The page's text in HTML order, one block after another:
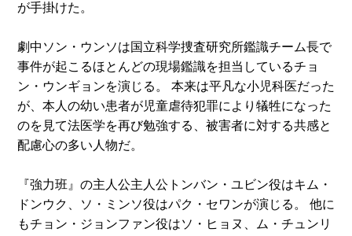
が手掛けた。
劇中ソン・ウンソは国立科学捜査研究所鑑識チーム長で
事件が起こるほとんどの現場鑑識を担当しているチョ
ン・ウンギョンを演じる。 本来は平凡な小児科医だった
が、本人の幼い患者が児童虐待犯罪により犠牲になった
のを見て法医学を再び勉強する、被害者に対する共感と
配慮心の多い人物だ。
『強力班』の主人公主人公トンバン・ユビン役はキム・
ドンウク、ソ・ミンソ役はパク・セワンが演じる。 他に
もチョン・ジョンファン役はソ・ヒョヌ、ム・チュンリ